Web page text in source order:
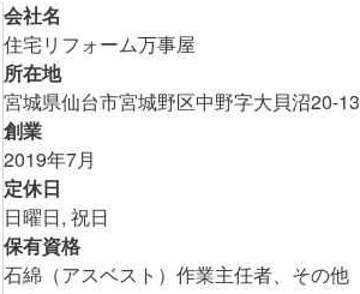
こちらの会社はいかがでしたか？
会社名
住宅リフォーム万事屋
所在地
宮城県仙台市宮城野区中野字大貝沼20-13
創業
2019年7月
定休日
日曜日, 祝日
保有資格
石綿（アスベスト）作業主任者、その他